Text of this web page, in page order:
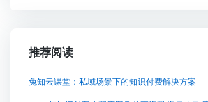
推荐阅读
兔知云课堂：私域场景下的知识付费解决方案